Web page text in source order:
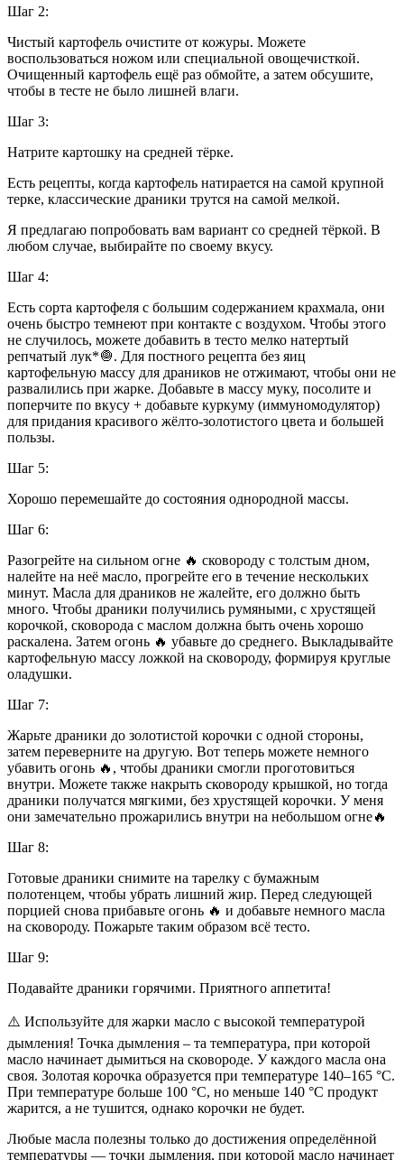
Шаг 2:
Чистый картофель очистите от кожуры. Можете
воспользоваться ножом или специальной овощечисткой.
Очищенный картофель ещё раз обмойте, а затем обсушите,
чтобы в тесте не было лишней влаги.
Шаг 3:
Натрите картошку на средней тёрке.
Есть рецепты, когда картофель натирается на самой крупной
терке, классические драники трутся на самой мелкой.
Я предлагаю попробовать вам вариант со средней тёркой. В
любом случае, выбирайте по своему вкусу.
Шаг 4:
Есть сорта картофеля с большим содержанием крахмала, они
очень быстро темнеют при контакте с воздухом. Чтобы этого
не случилось, можете добавить в тесто мелко натертый
репчатый лук*🧅. Для постного рецепта без яиц
картофельную массу для драников не отжимают, чтобы они не
развалились при жарке. Добавьте в массу муку, посолите и
поперчите по вкусу + добавьте куркуму (иммуномодулятор)
для придания красивого жёлто-золотистого цвета и большей
пользы.
Шаг 5:
Хорошо перемешайте до состояния однородной массы.
Шаг 6:
Разогрейте на сильном огне 🔥 сковороду с толстым дном,
налейте на неё масло, прогрейте его в течение нескольких
минут. Масла для драников не жалейте, его должно быть
много. Чтобы драники получились румяными, с хрустящей
корочкой, сковорода с маслом должна быть очень хорошо
раскалена. Затем огонь 🔥 убавьте до среднего. Выкладывайте
картофельную массу ложкой на сковороду, формируя круглые
оладушки.
Шаг 7:
Жарьте драники до золотистой корочки с одной стороны,
затем переверните на другую. Вот теперь можете немного
убавить огонь 🔥, чтобы драники смогли проготовиться
внутри. Можете также накрыть сковороду крышкой, но тогда
драники получатся мягкими, без хрустящей корочки. У меня
они замечательно прожарились внутри на небольшом огне🔥
Шаг 8:
Готовые драники снимите на тарелку с бумажным
полотенцем, чтобы убрать лишний жир. Перед следующей
порцией снова прибавьте огонь 🔥 и добавьте немного масла
на сковороду. Пожарьте таким образом всё тесто.
Шаг 9:
Подавайте драники горячими. Приятного аппетита!
⚠️ Используйте для жарки масло с высокой температурой
дымления! Точка дымления – та температура, при которой
масло начинает дымиться на сковороде. У каждого масла она
своя. Золотая корочка образуется при температуре 140–165 °C.
При температуре больше 100 °C, но меньше 140 °C продукт
жарится, а не тушится, однако корочки не будет.
Любые масла полезны только до достижения определённой
температуры — точки дымления, при которой масло начинает